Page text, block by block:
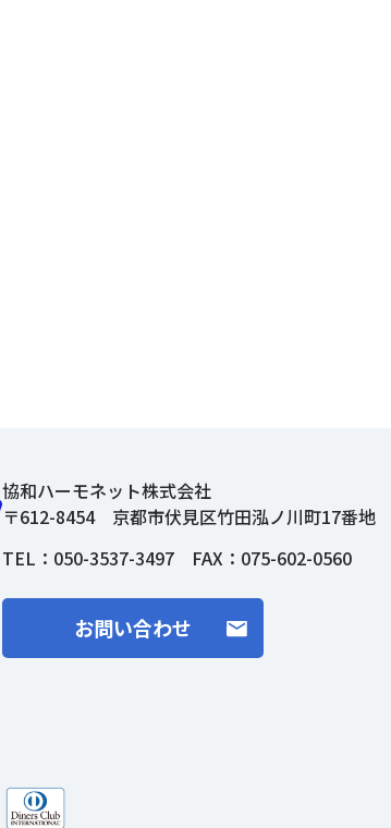
協和ハーモネット株式会社
〒612-8454 京都市伏見区竹田泓ノ川町17番地
TEL： 050-3537-3497 FAX：075-602-0560
お問い合わせ